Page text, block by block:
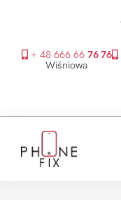
+ 48 666 66 76 76
Wiśniowa
głównego